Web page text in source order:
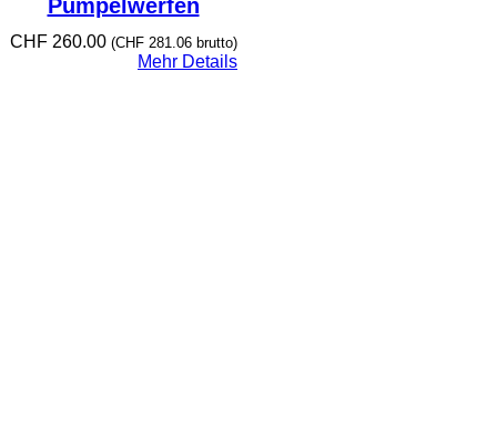
Pümpelwerfen
CHF260.00 (CHF281.06brutto)
Mehr Details